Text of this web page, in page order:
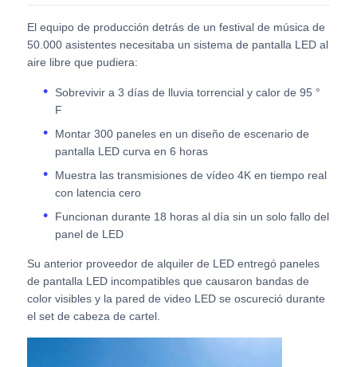
Pantalla LED SMD
Tabla de visualización LED exterior
cartelera led exterior
El equipo de producción detrás de un festival de música de
50.000 asistentes necesitaba un sistema de pantalla LED al
aire libre que pudiera:
Sobrevivir a 3 días de lluvia torrencial y calor de 95 °
F
Montar 300 paneles en un diseño de escenario de
pantalla LED curva en 6 horas
Muestra las transmisiones de vídeo 4K en tiempo real
con latencia cero
Funcionan durante 18 horas al día sin un solo fallo del
panel de LED
Su anterior proveedor de alquiler de LED entregó paneles
de pantalla LED incompatibles que causaron bandas de
color visibles y la pared de video LED se oscureció durante
el set de cabeza de cartel.